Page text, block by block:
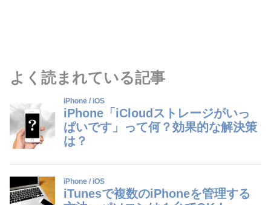
よく読まれている記事